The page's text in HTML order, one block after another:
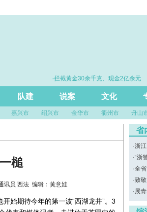
·拦截黄金30余千克、现金2亿余元
队建 说案 文化
嘉兴市 绍兴市 金华市 衢州市 舟山
槌
讯员 西法 编辑：黄意娃
始期待今年的第一波“西湖龙井”。3
省
·浙
·“浙
·全
·致
·展